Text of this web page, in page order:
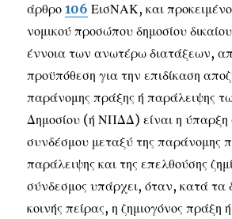
άρθρο106 ΕισΝΑΚ, και
νομικού προσώπου δημοσίου
έννοια των ανωτέρω διατάξεων,
προϋπόθεση για την επιδίκαση
παράνομης πράξης ή παράλειψης
Δημοσίου (ή ΝΠΔΔ) είναι η ύπαρξη
συνδέσμου μεταξύ της παράνομης
παράλειψης και της επελθούσης
σύνδεσμος υπάρχει, όταν, κατά τα
κοινής πείρας, η ζημιογόνος πράξη